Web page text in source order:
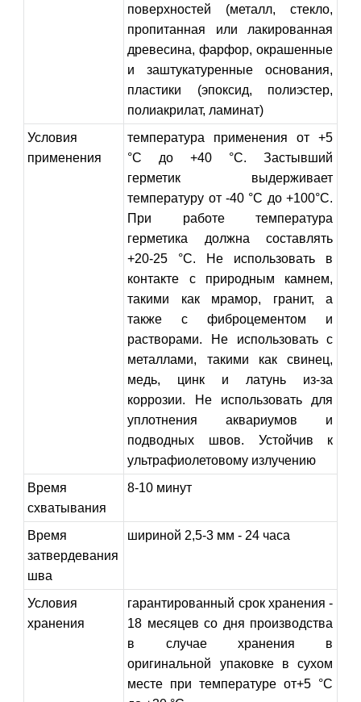
поверхностей (металл, стекло,
пропитанная или лакированная
древесина, фарфор, окрашенные
и заштукатуренные основания,
пластики (эпоксид, полиэстер,
полиакрилат, ламинат)
Условия
применения
температура применения от +5
°С до +40 °С. Застывший
герметик выдерживает
температуру от -40 °С до +100°С.
При работе температура
герметика должна составлять
+20-25 °С. Не использовать в
контакте с природным камнем,
такими как мрамор, гранит, а
также с фиброцементом и
растворами. Не использовать с
металлами, такими как свинец,
медь, цинк и латунь из-за
коррозии. Не использовать для
уплотнения аквариумов и
подводных швов. Устойчив к
ультрафиолетовому излучению
Время
схватывания
8-10 минут
Время
затвердевания
шва
шириной 2,5-3 мм - 24 часа
Условия
хранения
гарантированный срок хранения -
18 месяцев со дня производства
в случае хранения в
оригинальной упаковке в сухом
месте при температуре от+5 °С